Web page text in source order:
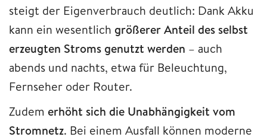
steigt der Eigenverbrauch deutlich: Dank Akku
kann ein wesentlich größerer Anteil des selbst
erzeugten Stroms genutzt werden – auch
abends und nachts, etwa für Beleuchtung,
Fernseher oder Router.
Zudem erhöht sich die Unabhängigkeit vom
Stromnetz. Bei einem Ausfall können moderne